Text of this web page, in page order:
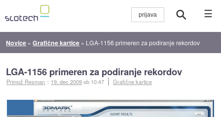
☰
Novice »Grafične kartice » LGA-1156 primeren za podiranje rekordov
LGA-1156 primeren za podiranje rekordov
Primož Resman :: 19. dec 2009ob 10:47 Grafične kartice